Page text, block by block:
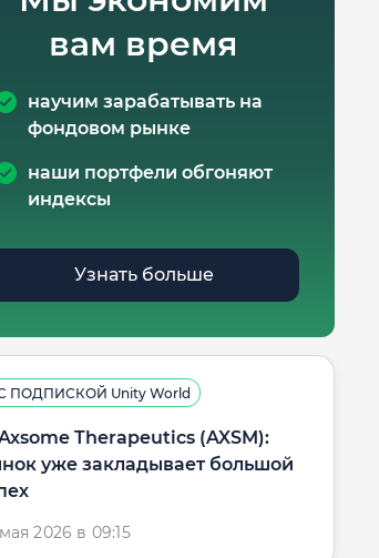
вам время
научим зарабатывать на
фондовом рынке
наши портфели обгоняют
индексы
Узнать больше
ПОДПИСКОЙ Unity World
Therapeutics (AXSM):
уже закладывает большой
2026 в 09:15